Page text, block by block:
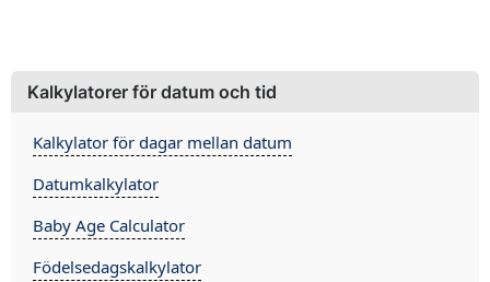
Kalkylatorer för datum och tid
Kalkylator för dagar mellan datum
Datumkalkylator
Baby Age Calculator
Födelsedagskalkylator